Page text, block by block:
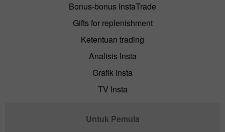
Bonus-bonus InstaTrade
Gifts for replenishment
Ketentuan trading
Analisis Insta
Grafik Insta
TV Insta
Untuk Pemula